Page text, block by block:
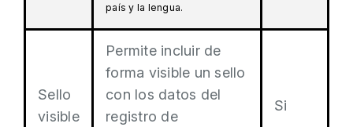
país y la lengua.
Sello
visible
Permite incluir de
forma visible un sello
con los datos del
registro de
Si